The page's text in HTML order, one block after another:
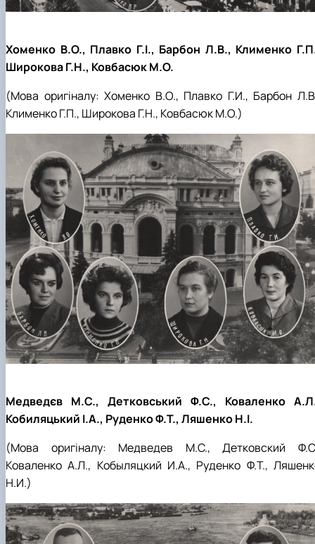
Хоменко В.О., Плавко Г.І., Барбон Л.В., Клименко
Широкова Г.Н., Ковбасюк М.О.
(Мова оригіналу:Хоменко В.О., Плавко Г.И., Барбон
Клименко Г.П., Широкова Г.Н., Ковбасюк М.О.)
Медведєв М.С., Детковський Ф.С., Коваленко
Кобиляцький І.А., Руденко Ф.Т., Ляшенко Н.І.
(Мова оригіналу: Медведев М.С., Детковский
Коваленко А.Л., Кобыляцкий И.А., Руденко Ф.Т.,
Н.И. )